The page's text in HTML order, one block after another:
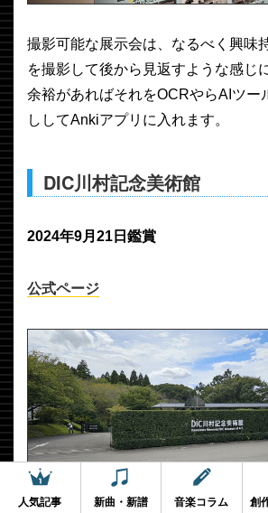
人気記事 新曲・新譜 音楽コラム 創
撮影可能な展示会は、なるべく興味
を撮影して後から見返すような感じ
余裕があればそれをOCRやらAIツー
ししてAnkiアプリに入れます。
DIC川村記念美術館
2024年9月21日鑑賞
公式ページ